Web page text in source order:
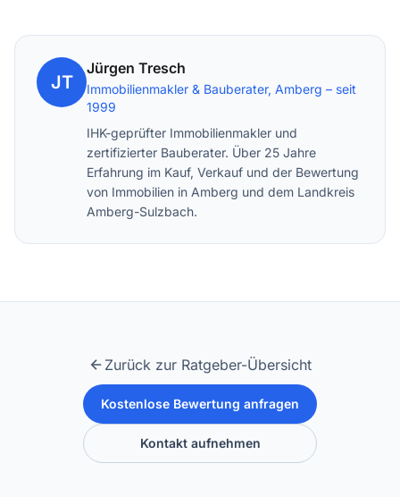
JT
Jürgen Tresch
Immobilienmakler & Bauberater, Amberg – seit
1999
IHK-geprüfter Immobilienmakler und
zertifizierter Bauberater. Über 25 Jahre
Erfahrung im Kauf, Verkauf und der Bewertung
von Immobilien in Amberg und dem Landkreis
Amberg-Sulzbach.
Zurück zur Ratgeber-Übersicht
Kostenlose Bewertung anfragen
Kontakt aufnehmen